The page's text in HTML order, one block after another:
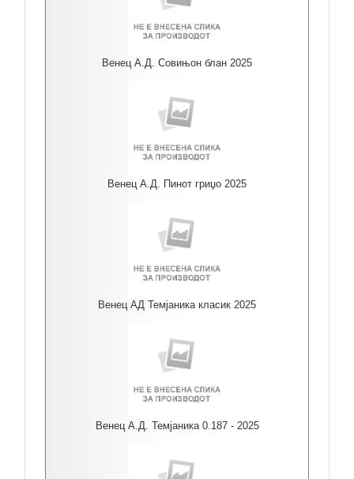
Венец А.Д. Совињон блан 2025
Венец А.Д. Пинот гриџо 2025
Венец АД Темјаника класик 2025
Венец А.Д. Темјаника 0.187 - 2025